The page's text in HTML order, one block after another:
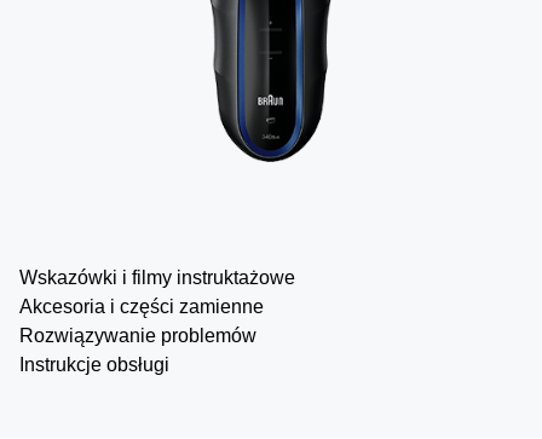
Wskazówki i filmy instruktażowe
Akcesoria i części zamienne
Rozwiązywanie problemów
Instrukcje obsługi